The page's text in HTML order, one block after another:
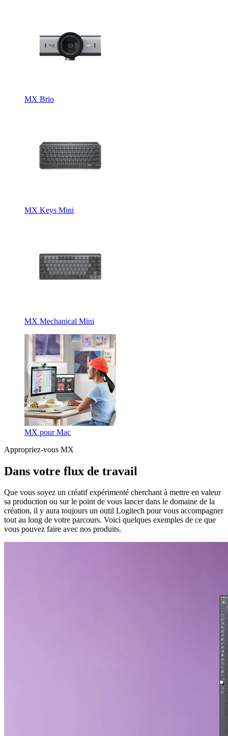
MX Brio
MX Keys Mini
MX Mechanical Mini
MX pour Mac
Appropriez-vous MX
Dans votre flux de travail
Que vous soyez un créatif expérimenté cherchant à mettre en valeur
sa production ou sur le point de vous lancer dans le domaine de la
création, il y aura toujours un outil Logitech pour vous accompagner
tout au long de votre parcours. Voici quelques exemples de ce que
vous pouvez faire avec nos produits.